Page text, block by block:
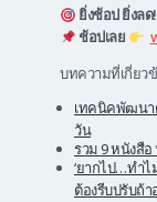
ยิ่งช้อป ยิ่งล
ช้อปเลย
บทความที่เกี่ยว
เทคนิคพัฒนา
วัน
รวม 9 หนังสื
‘ยากไป…ทำ
ต้องรีบปรับถ้